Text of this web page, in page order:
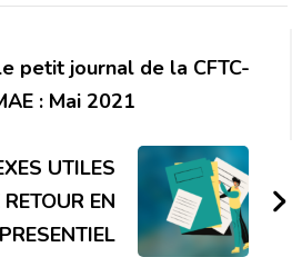
petit journal de la CFTC-
: Mai 2021
UTILES
EN
PRESENTIEL